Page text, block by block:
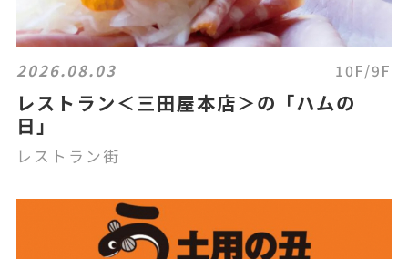
2026.08.03 10F/9F
レストラン＜三田屋本店＞の「ハムの
日」
レストラン街